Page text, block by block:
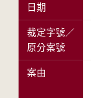
日期
裁定字號／
原分案號
案由